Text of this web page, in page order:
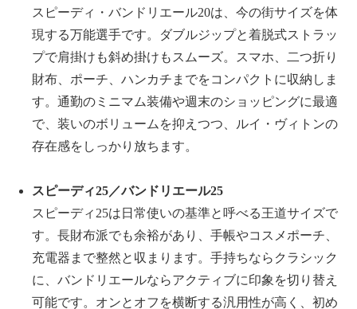
スピーディ・バンドリエール20は、今の街サイズを体
現する万能選手です。ダブルジップと着脱式ストラッ
プで肩掛けも斜め掛けもスムーズ。スマホ、二つ折り
財布、ポーチ、ハンカチまでをコンパクトに収納しま
す。通勤のミニマム装備や週末のショッピングに最適
で、装いのボリュームを抑えつつ、ルイ・ヴィトンの
存在感をしっかり放ちます。
スピーディ25／バンドリエール25
スピーディ 25は日常使いの基準と呼べる王道サイズで
す。長財布派でも余裕があり、手帳やコスメポーチ、
充電器まで整然と収まります。手持ちならクラシック
に、バンドリエールならアクティブに印象を切り替え
可能です。オンとオフを横断する汎用性が高く、初め